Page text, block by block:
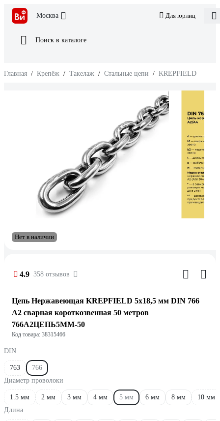
Москва Для юрлиц
Поиск в каталоге
Главная / Крепёж / Такелаж / Стальные цепи / KREPFIELD
Нет в наличии
4.9 358 отзывов
Цепь Нержавеющая KREPFIELD 5х18,5 мм DIN 766
А2 сварная короткозвенная 50 метров
766А2ЦЕПЬ5ММ-50
Код товара: 38315466
DIN
763
766
Диаметр проволоки
1.5 мм 2 мм 3 мм 4 мм 5 мм 6 мм 8 мм
10 мм
Длина